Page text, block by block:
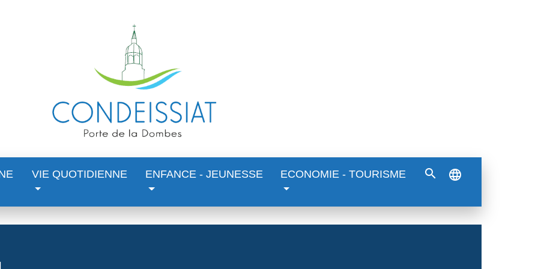
VIE QUOTIDIENNE ENFANCE - JEUNESSE ECONOMIE - TOURISME search language